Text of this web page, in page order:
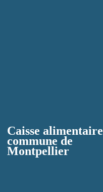
Caisse alimentaire
commune de
Montpellier